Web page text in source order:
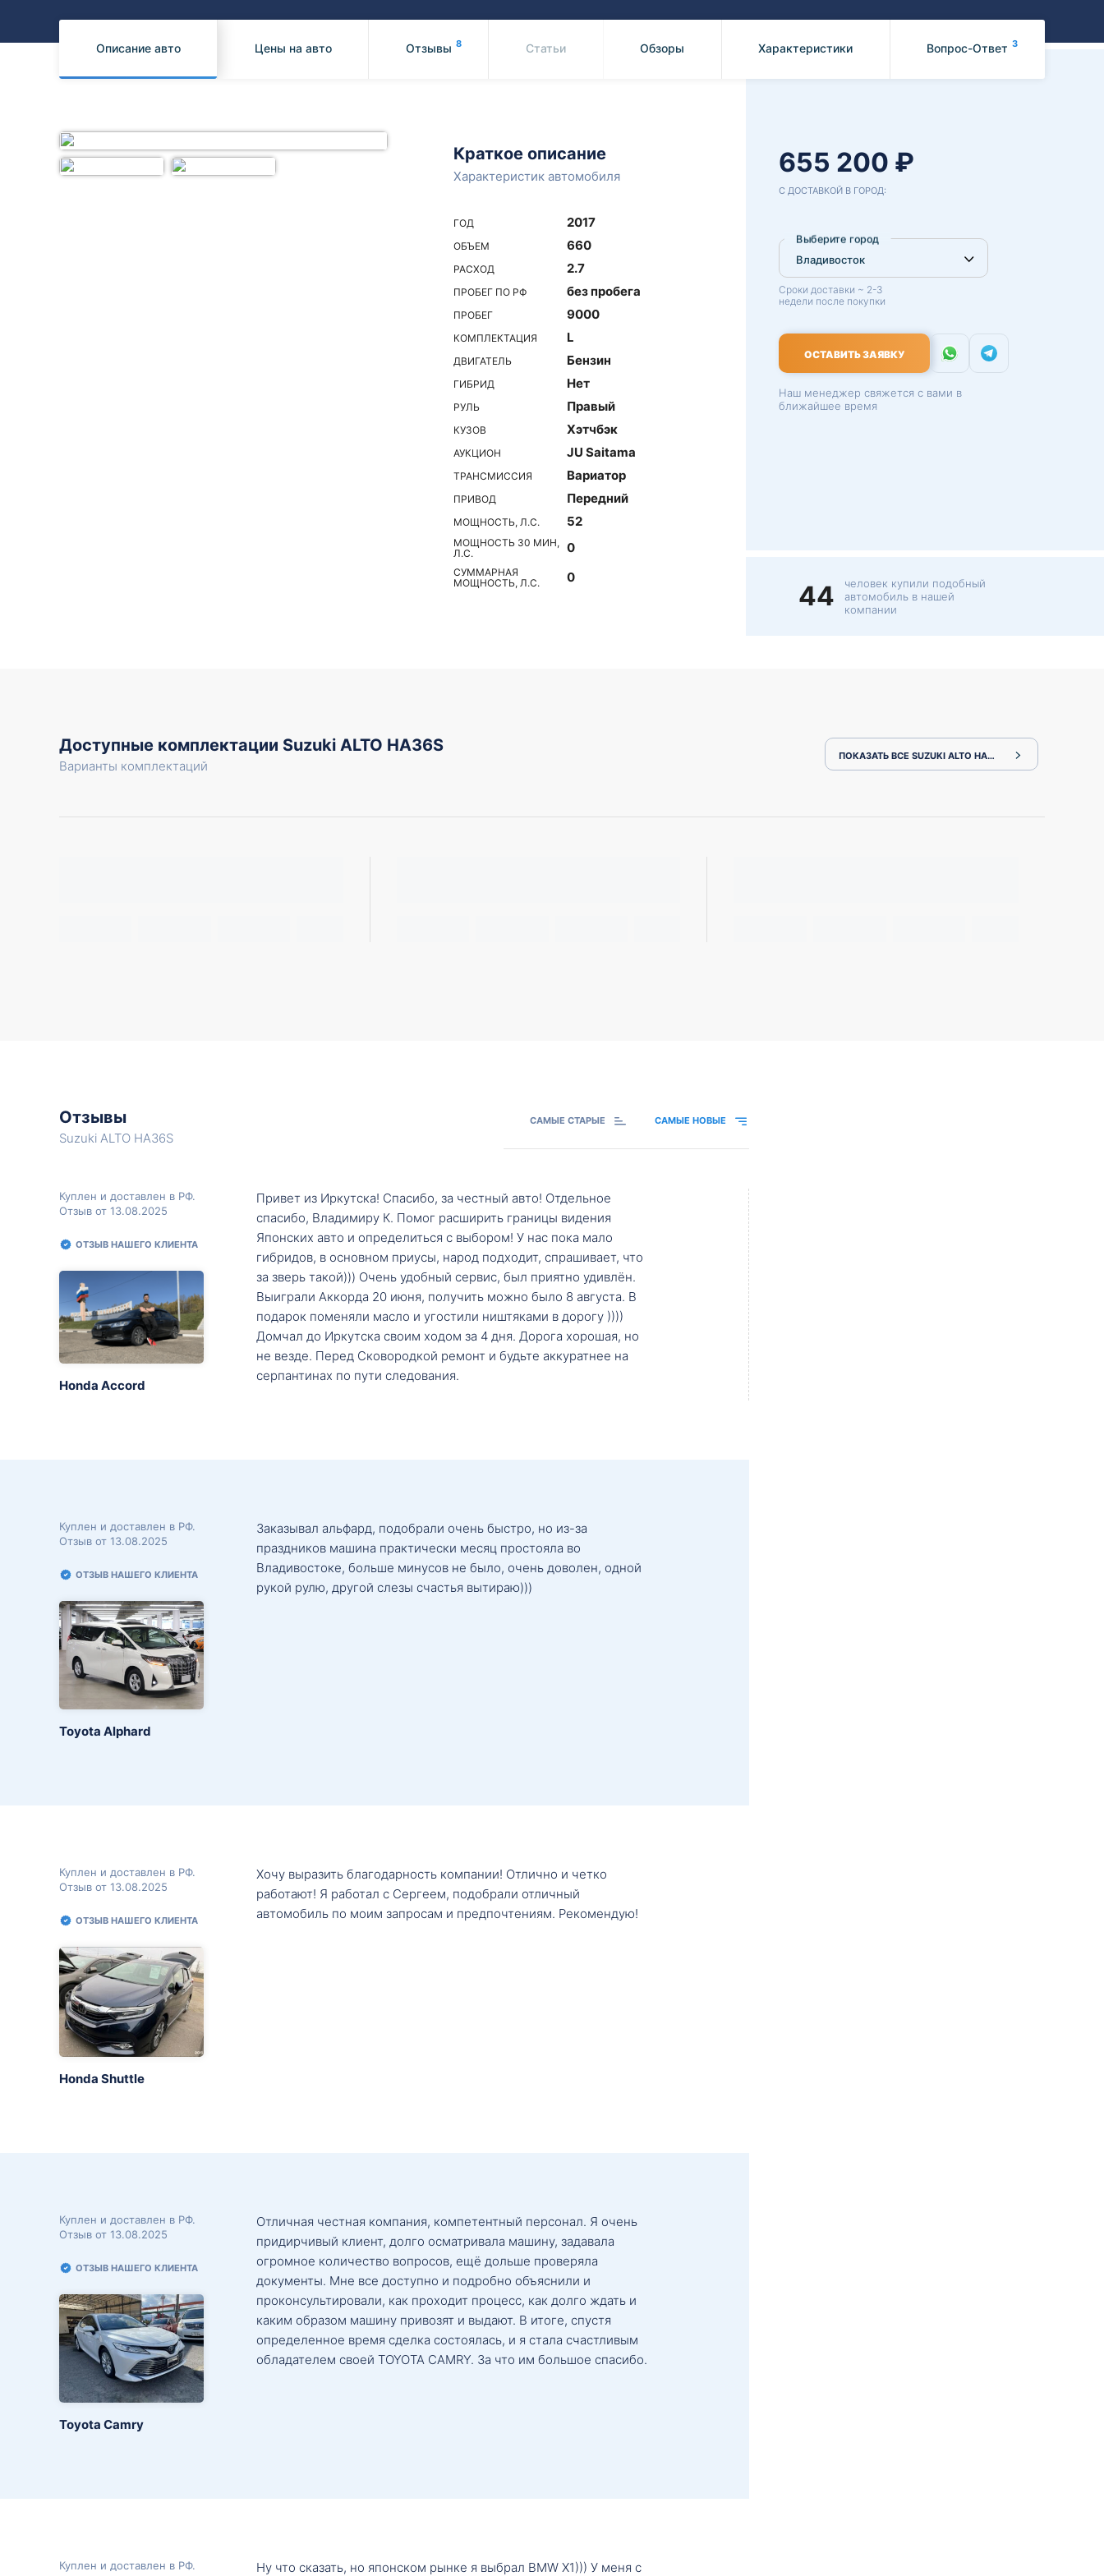
Subaru
Описание авто Цены на авто Отзывы 8 Статьи Обзоры Характеристики Вопрос-Ответ 3
Краткое описание
Характеристик автомобиля
ГОД 2017
ОБЪЕМ 660
РАСХОД 2.7
ПРОБЕГ ПО РФ без пробега
ПРОБЕГ 9000
КОМПЛЕКТАЦИЯ L
ДВИГАТЕЛЬ Бензин
ГИБРИД Нет
РУЛЬ Правый
КУЗОВ Хэтчбэк
АУКЦИОН JU Saitama
ТРАНСМИССИЯ Вариатор
ПРИВОД Передний
МОЩНОСТЬ, Л.С. 52
МОЩНОСТЬ 30 МИН,
Л.С.
0
СУММАРНАЯ
МОЩНОСТЬ, Л.С.
0
655 200 ₽
С ДОСТАВКОЙ В ГОРОД:
Выберите город
Сроки доставки ~ 2-3
недели после покупки
ОСТАВИТЬ ЗАЯВКУ
Наш менеджер свяжется с вами в
ближайшее время
44
человек купили подобный
автомобиль в нашей
компании
Доступные комплектации Suzuki ALTO HA36S
Варианты комплектаций
ПОКАЗАТЬ ВСЕ SUZUKI ALTO HA36S
Отзывы
Suzuki ALTO HA36S
САМЫЕ СТАРЫЕ САМЫЕ НОВЫЕ
Куплен и доставлен в РФ.
Отзыв от 13.08.2025
ОТЗЫВ НАШЕГО КЛИЕНТА
Honda Accord
Привет из Иркутска! Спасибо, за честный авто! Отдельное
спасибо, Владимиру К. Помог расширить границы видения
Японских авто и определиться с выбором! У нас пока мало
гибридов, в основном приусы, народ подходит, спрашивает, что
за зверь такой))) Очень удобный сервис, был приятно удивлён.
Выиграли Аккорда 20 июня, получить можно было 8 августа. В
подарок поменяли масло и угостили ништяками в дорогу ))))
Домчал до Иркутска своим ходом за 4 дня. Дорога хорошая, но
не везде. Перед Сковородкой ремонт и будьте аккуратнее на
серпантинах по пути следования.
Куплен и доставлен в РФ.
Отзыв от 13.08.2025
ОТЗЫВ НАШЕГО КЛИЕНТА
Toyota Alphard
Заказывал альфард, подобрали очень быстро, но из-за
праздников машина практически месяц простояла во
Владивостоке, больше минусов не было, очень доволен, одной
рукой рулю, другой слезы счастья вытираю)))
Куплен и доставлен в РФ.
Отзыв от 13.08.2025
ОТЗЫВ НАШЕГО КЛИЕНТА
Honda Shuttle
Хочу выразить благодарность компании! Отлично и четко
работают! Я работал с Сергеем, подобрали отличный
автомобиль по моим запросам и предпочтениям. Рекомендую!
Куплен и доставлен в РФ.
Отзыв от 13.08.2025
ОТЗЫВ НАШЕГО КЛИЕНТА
Toyota Camry
Отличная честная компания, компетентный персонал. Я очень
придирчивый клиент, долго осматривала машину, задавала
огромное количество вопросов, ещё дольше проверяла
документы. Мне все доступно и подробно объяснили и
проконсультировали, как проходит процесс, как долго ждать и
каким образом машину привозят и выдают. В итоге, спустя
определенное время сделка состоялась, и я стала счастливым
обладателем своей TOYOTA CAMRY. За что им большое спасибо.
Куплен и доставлен в РФ.
Ну что сказать, но японском рынке я выбрал BMW X1))) У меня с